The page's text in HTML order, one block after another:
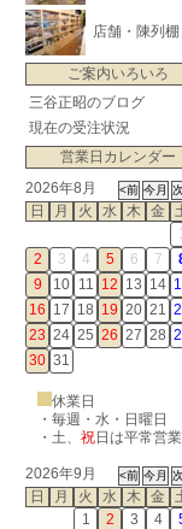
店舗・陳列棚
ご案内いろいろ
三谷正昭のブログ
現在の受注状況
営業日カレンダー
2026年8月
日
月 火 水 木 金
2
3 4 5 6 7
9
10 11 12 13 14
16 17 18 19 20 21
23 24 25 26 27 28
30 31
休業日
・毎週・水・日曜日
・ 土、 祝日は平常営業
2026年9月
日
月 火 水 木 金
1
2 3 4